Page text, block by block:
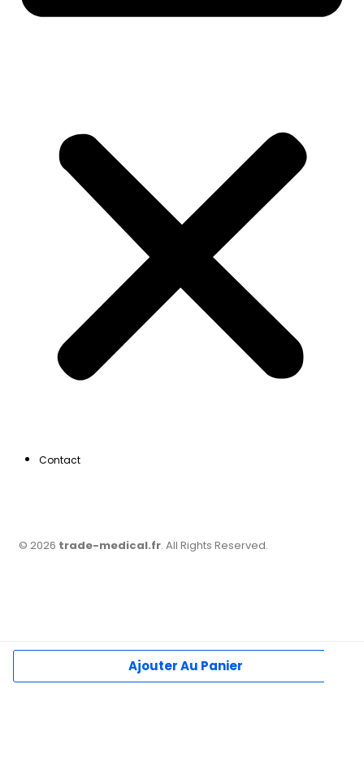
Ajouter Au Panier
Contact
© 2026 trade-medical.fr. All Rights Reserved.